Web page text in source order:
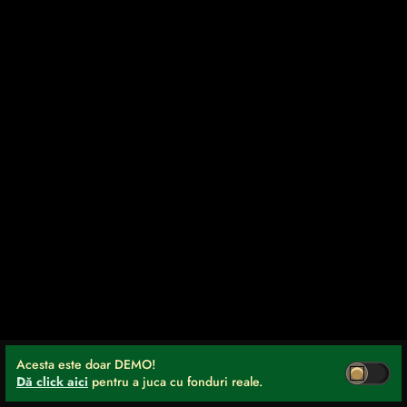
Acesta este doar DEMO!
Dă click aici pentru a juca cu fonduri reale.